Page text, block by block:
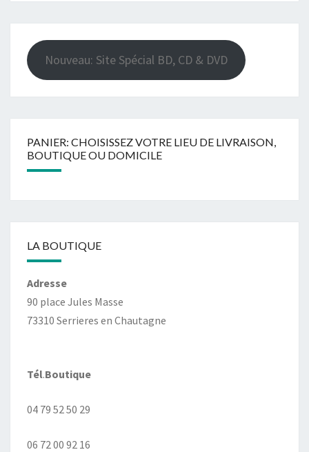
Nouveau: Site Spécial BD, CD & DVD
PANIER: CHOISISSEZ VOTRE LIEU DE LIVRAISON,
BOUTIQUE OU DOMICILE
LA BOUTIQUE
Adresse
90 place Jules Masse
73310 Serrieres en Chautagne
Tél.Boutique
04 79 52 50 29
06 72 00 92 16